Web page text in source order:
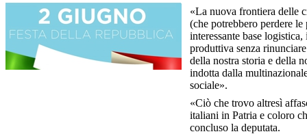
«La nuova frontiera delle
(che potrebbero perdere
interessante base
produttiva senza
della nostra storia e della
indotta dalla
sociale».
«Ciò che trovo altresì
italiani in Patria e coloro
concluso la deputata.